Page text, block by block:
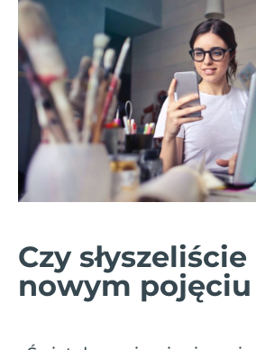
Czy słyszeliście
nowym pojęciu